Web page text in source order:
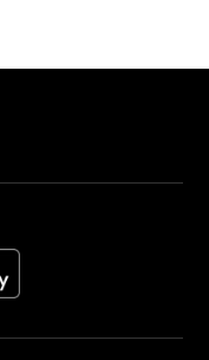
(opens in a new tab)